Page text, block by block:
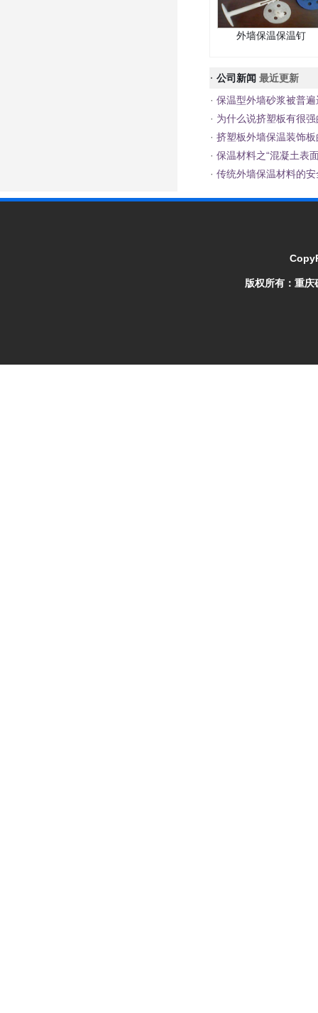
外墙保温保温钉
· 公司新闻 最近更新
· 保温型外墙砂浆被普
· 为什么说挤塑板有很
· 挤塑板外墙保温装饰
· 保温材料之“混凝土表
· 传统外墙保温材料的
版权所有： 重庆